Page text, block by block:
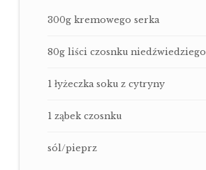
300g kremowego serka
80g liści czosnku niedźwiedziego
1 łyżeczka soku z cytryny
1 ząbek czosnku
sól/pieprz